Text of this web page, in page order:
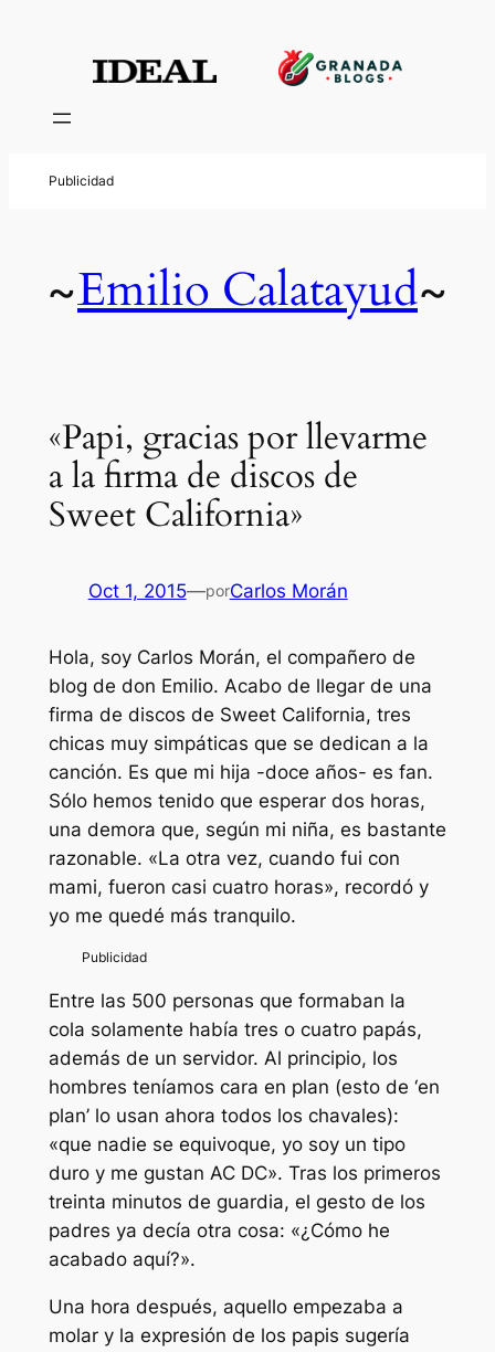
~Emilio Calatayud~
«Papi, gracias por llevarme
a la firma de discos de
Sweet California»
Oct 1, 2015—porCarlos Morán
Hola, soy Carlos Morán, el compañero de
blog de don Emilio. Acabo de llegar de una
firma de discos de Sweet California, tres
chicas muy simpáticas que se dedican a la
canción. Es que mi hija -doce años- es fan.
Sólo hemos tenido que esperar dos horas,
una demora que, según mi niña, es bastante
razonable. «La otra vez, cuando fui con
mami, fueron casi cuatro horas», recordó y
yo me quedé más tranquilo.
Entre las 500 personas que formaban la
cola solamente había tres o cuatro papás,
además de un servidor. Al principio, los
hombres teníamos cara en plan (esto de ‘en
plan’ lo usan ahora todos los chavales):
«que nadie se equivoque, yo soy un tipo
duro y me gustan AC DC». Tras los primeros
treinta minutos de guardia, el gesto de los
padres ya decía otra cosa: «¿Cómo he
acabado aquí?».
Una hora después, aquello empezaba a
molar y la expresión de los papis sugería